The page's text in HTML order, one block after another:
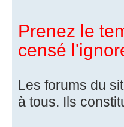
Prenez le
censé
Les forums du
à tous. Ils